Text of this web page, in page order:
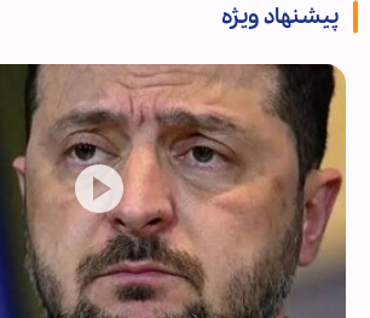
پیشنهاد ویژه